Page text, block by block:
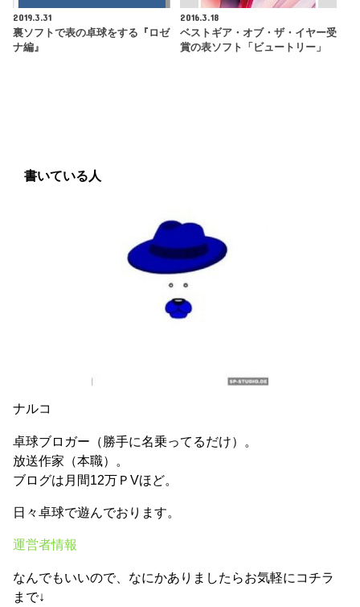
2019.3.31
裏ソフトで表の卓球をする『ロゼ
ナ編』
2016.3.18
ベストギア・オブ・ザ・イヤー受
賞の表ソフト「ビュートリー」
書いている人
ナルコ
卓球ブロガー（勝手に名乗ってるだけ）。
放送作家（本職）。
ブログは月間12万ＰVほど。
日々卓球で遊んでおります。
運営者情報
なんでもいいので、なにかありましたらお気軽にコチラ
まで↓